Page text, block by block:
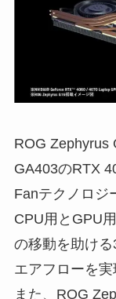
ROG Zephyrus
GA403のRTX
Fanテクノロジ
CPU用とGPU
の移動を助け
エアフローを実
また、ROG